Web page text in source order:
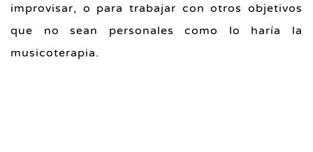
improvisar, o para trabajar con otros objetivos
que no sean personales como lo haría la
musicoterapia.